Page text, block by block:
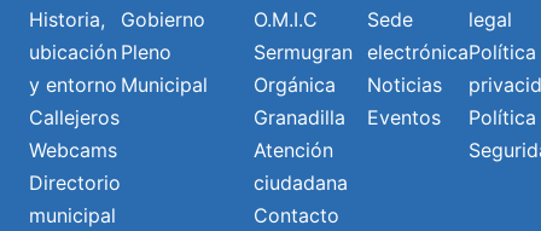
Historia,
ubicación
y entorno
Callejeros
Webcams
Directorio
municipal
Gobierno
Pleno
Municipal
O.M.I.C
Sermugran
Orgánica
Granadilla
Atención
ciudadana
Contacto
Sede
electrónica
Noticias
Eventos
legal
Política
Política